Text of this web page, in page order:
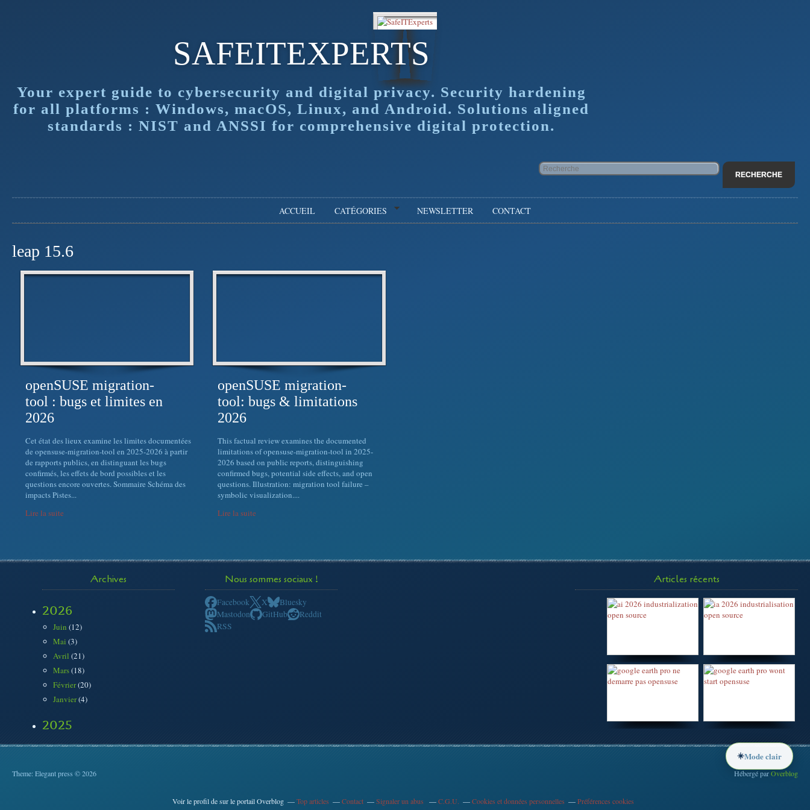
☀️Mode clair
SAFEITEXPERTS
Your expert guide to cybersecurity and digital privacy. Security hardening
for all platforms : Windows, macOS, Linux, and Android. Solutions aligned
standards : NIST and ANSSI for comprehensive digital protection.
ACCUEIL CATÉGORIES NEWSLETTER CONTACT
leap 15.6
openSUSE migration-
tool : bugs et limites en
2026
Cet état des lieux examine les limites documentées
de opensuse-migration-tool en 2025-2026 à partir
de rapports publics, en distinguant les bugs
confirmés, les effets de bord possibles et les
questions encore ouvertes. Sommaire Schéma des
impacts Pistes...
Lire la suite
openSUSE migration-
tool: bugs & limitations
2026
This factual review examines the documented
limitations of opensuse-migration-tool in 2025-
2026 based on public reports, distinguishing
confirmed bugs, potential side effects, and open
questions. Illustration: migration tool failure –
symbolic visualization....
Lire la suite
Archives
2026
Juin (12)
Mai (3)
Avril (21)
Mars(18)
Février(20)
Janvier(4)
2025
Nous sommes sociaux !
Facebook X
Bluesky
Mastodon
GitHub
Reddit
RSS
Articles récents
Theme: Elegant press © 2026 Hébergé parOverblog
Voir le profil desur le portail Overblog Top articles Contact Signaler un abus C.G.U. Cookies et données personnelles Préférences cookies